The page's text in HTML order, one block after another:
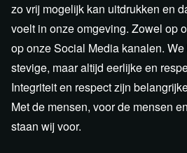
zo vrij mogelijk kan uitdrukken en
voelt in onze omgeving. Zowel op
op onze Social Media kanalen.
stevige, maar altijd eerlijke en
Integriteit en respect zijn
Met de mensen, voor de mensen
staan wij voor.